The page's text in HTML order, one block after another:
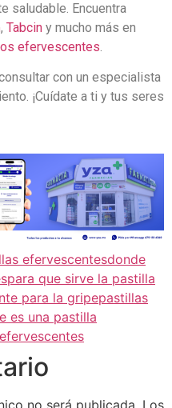
saludable. Encuentra
, Tabcin y mucho más en
efervescentes.
con un especialista
¡Cuídate a ti y tus seres
efervescentesdonde
para que sirve la pastilla
para la gripepastillas
es una pastilla
no será publicada. Los